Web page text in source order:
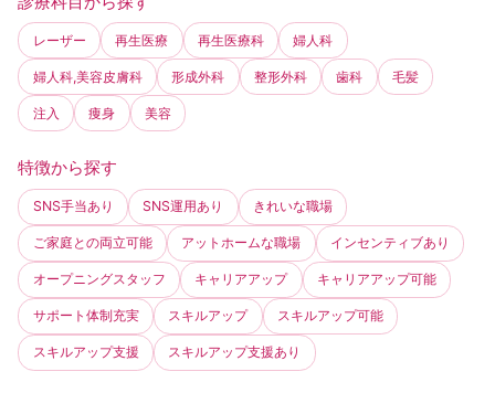
レーザー 再生医療 再生医療科 婦人科
婦人科,美容皮膚科 形成外科 整形外科 歯科 毛髪
注入 痩身 美容
特徴から探す
SNS手当あり SNS運用あり きれいな職場
ご家庭との両立可能 アットホームな職場 インセンティブあり
オープニングスタッフ キャリアアップ キャリアアップ可能
サポート体制充実 スキルアップ スキルアップ可能
スキルアップ支援 スキルアップ支援あり